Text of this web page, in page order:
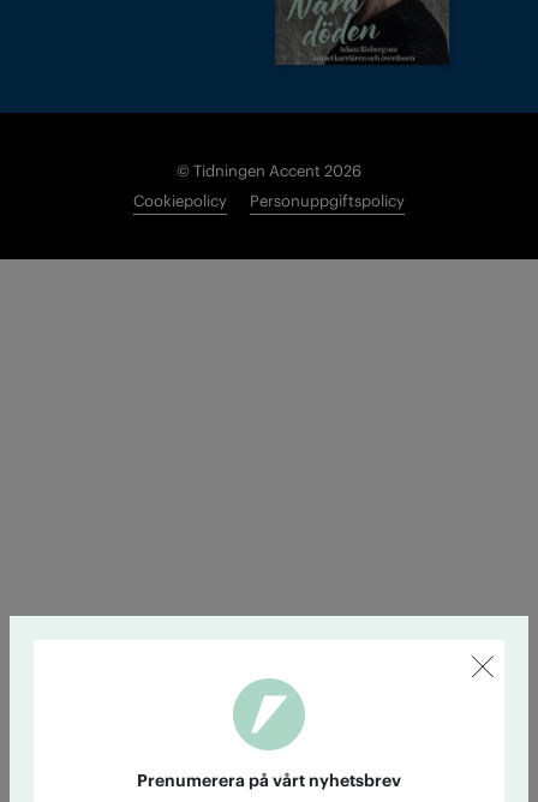
© Tidningen Accent 2026
Cookiepolicy
Personuppgiftspolicy
Prenumerera på vårt nyhetsbrev